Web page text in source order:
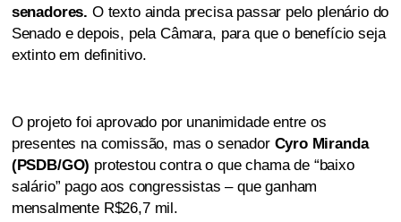
senadores. O texto ainda precisa passar pelo plenário do
Senado e depois, pela Câmara, para que o benefício seja
extinto em definitivo.
O projeto foi aprovado por unanimidade entre os
presentes na comissão, mas o senador Cyro Miranda
(PSDB/GO) protestou contra o que chama de “baixo
salário” pago aos congressistas – que ganham
mensalmente R$26,7 mil.